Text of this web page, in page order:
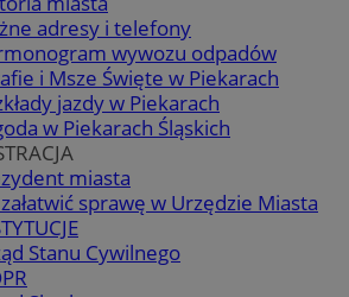
adresy i telefony
wywozu odpadów
i Msze Święte w Piekarach
jazdy w Piekarach
w Piekarach Śląskich
miasta
załatwić sprawę w Urzędzie Miasta
Stanu Cywilnego